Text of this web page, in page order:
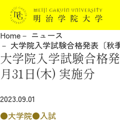
在
卒
受験生の方
Home
ニュース
大学院入学試験合格発表〔秋
大学院入学試験合格
月31日(木) 実施分
2023.09.01
大学院
入試